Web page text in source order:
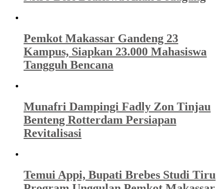
Pemkot Makassar Gandeng 23
Kampus, Siapkan 23.000 Mahasiswa
Tangguh Bencana
Munafri Dampingi Fadly Zon Tinjau
Benteng Rotterdam Persiapan
Revitalisasi
Temui Appi, Bupati Brebes Studi Tiru